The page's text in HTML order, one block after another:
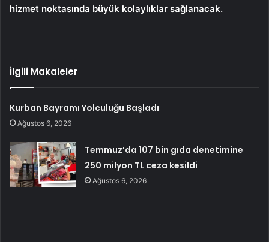
hizmet noktasında büyük kolaylıklar sağlanacak.
İlgili Makaleler
Kurban Bayramı Yolculuğu Başladı
Ağustos 6, 2026
Temmuz’da 107 bin gıda denetimine
250 milyon TL ceza kesildi
Ağustos 6, 2026